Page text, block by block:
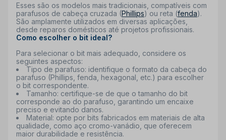
Esses são os modelos mais tradicionais, compatíveis com
parafusos de cabeça cruzada (Phillips) ou reta (fenda).
São amplamente utilizados em diversas aplicações,
desde reparos domésticos até projetos profissionais.
Como escolher o bit ideal?
Para selecionar o bit mais adequado, considere os
seguintes aspectos:
Tipo de parafuso: identifique o formato da cabeça do
parafuso (Phillips, fenda, hexagonal, etc.) para escolher
o bit correspondente.
Tamanho: certifique-se de que o tamanho do bit
corresponde ao do parafuso, garantindo um encaixe
preciso e evitando danos.
Material: opte por bits fabricados em materiais de alta
qualidade, como aço cromo-vanádio, que oferecem
maior durabilidade e resistência.